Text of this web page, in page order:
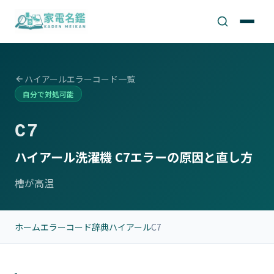
ハイアールエラーコード一覧
自分で対処可能
C7
ハイアール洗濯機 C7エラーの原因と直し方
槽が高温
ホームエラーコード辞典ハイアールC7